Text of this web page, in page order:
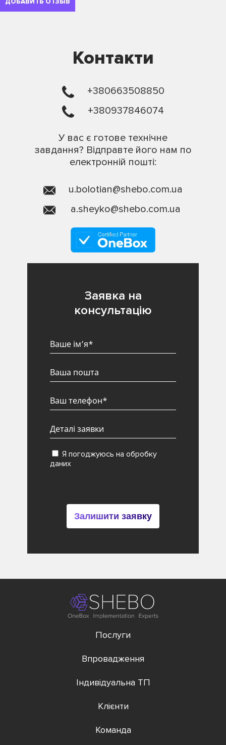
Контакти
+380663508850
+380937846074
У вас є готове технічне
завдання? Відправте його нам по
електронній пошті:
u.bolotian@shebo.com.ua
a.sheyko@shebo.com.ua
Заявка на
консультацію
Я погоджуюсь на обробку
даних
Залишити заявку
Послуги
Впровадження
Індивідуальна ТП
Клієнти
Команда